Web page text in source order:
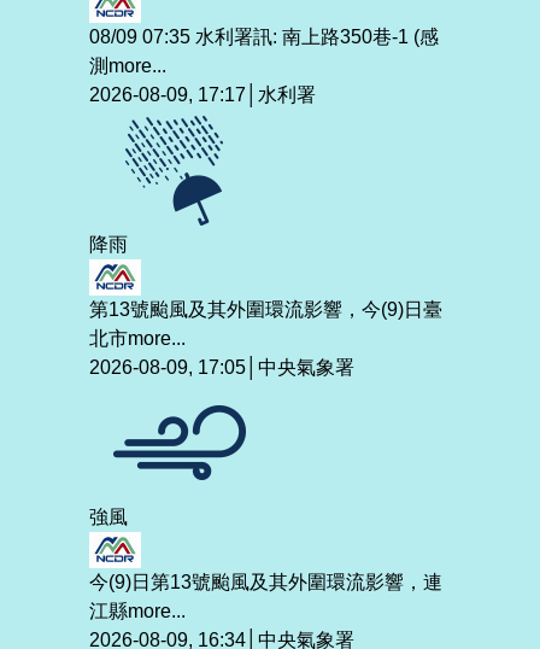
08/09 07:35 水利署訊: 南上路350巷-1 (感
測 more...
2026-08-09, 17:17│水利署
降雨
第13號颱風及其外圍環流影響，今(9)日臺
北市more...
2026-08-09, 17:05│中央氣象署
強風
今(9)日第13號颱風及其外圍環流影響，連
江縣more...
2026-08-09, 16:34│中央氣象署